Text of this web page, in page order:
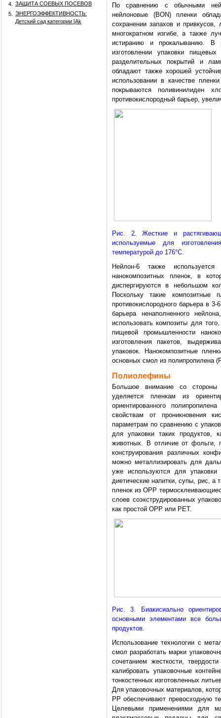
4.
ЗАЩИТА СОЕВЫХ ПОСЕВОВ
5.
ЭНЕРГОЭФФЕКТИВНОСТЬ:
Детский сад категории [Аk
По сравнению с обычными
нейлоновые (BON) пленки
сохранении запахов и
многократном изгибе, а также
истиранию и прокалыванию. В
изготовлении упаковки
разделительных покрытий и
обладают также хорошей
использовании в качестве
покрываются поливинилиден
противокислородный барьер,
Рис. 2. Жесткие и
используемые для
температурой до 176°C.
Нейлон-6 также
нанокомпозитных пленок, в
диспергируются в небольшом
Поскольку такие
противокислородного барьера в
барьера ненаполненного
использовать композиты для
пищевой промышленности
изготовления пакетов,
упаковок. Нанокомпозитные
основных смол из полипропилена
Полиолефины
Большое внимание со стороны
уделяется пленкам из
ориентированного
свойствам от проникновения
параметрам по сравнению с
для упаковки таких
животных. В отличие от фольги,
конструирования различных
можно металлизировать для
уже используются для
диетические напитки, супы, рис,
пленок из OPP
слоев соэкструдированных
как простой ОРР или PET.
Рис. 3. Биакисиально
основными элементами все
продуктов.
Использование технологии с
смол разработать марки
сочетанием жесткости,
калибровать упаковочные
тонкостенных изготовленных
Для упаковочных материалов,
PP обеспечивают превосходную
Целевыми применениями для